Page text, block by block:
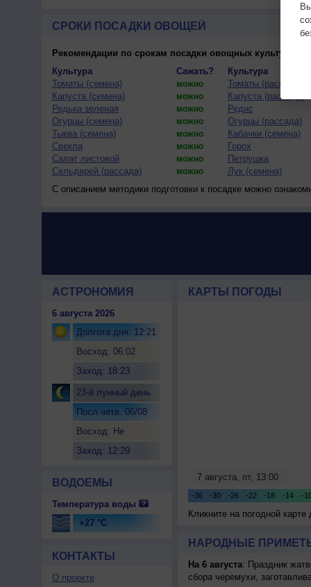
СРОКИ ПОСАДКИ ОВОЩЕЙ
Рекомендации по срокам посадки овощных культур
Культура
Сажать? Культура
Томаты (семена)
можно Томаты (рассада)
Капуста (семена) можно Капуста (рассада)
Редька зеленая можно Редис
Огурцы (семена) можно Огурцы (рассада)
Тыква (семена) можно Кабачки (семена)
Свекла можно Горох
Салат листовой можно Петрушка
Сельдерей (рассада) можно Лук (семена)
С описанием методики подготовки к посадке можно
АСТРОНОМИЯ
6 августа 2026
Долгота дня: 12:21
Восход: 06:02
Заход: 18:23
23-й лунный день
Посл.четв. 06/08
Восход: Не
Заход: 12:29
ВОДОЕМЫ
Температура воды
+27 °C
КОНТАКТЫ
О проекте
КАРТЫ ПОГОДЫ
Кликните на погодной
НАРОДНЫЕ
На 6 августа: Праздник
сбора черемухи,